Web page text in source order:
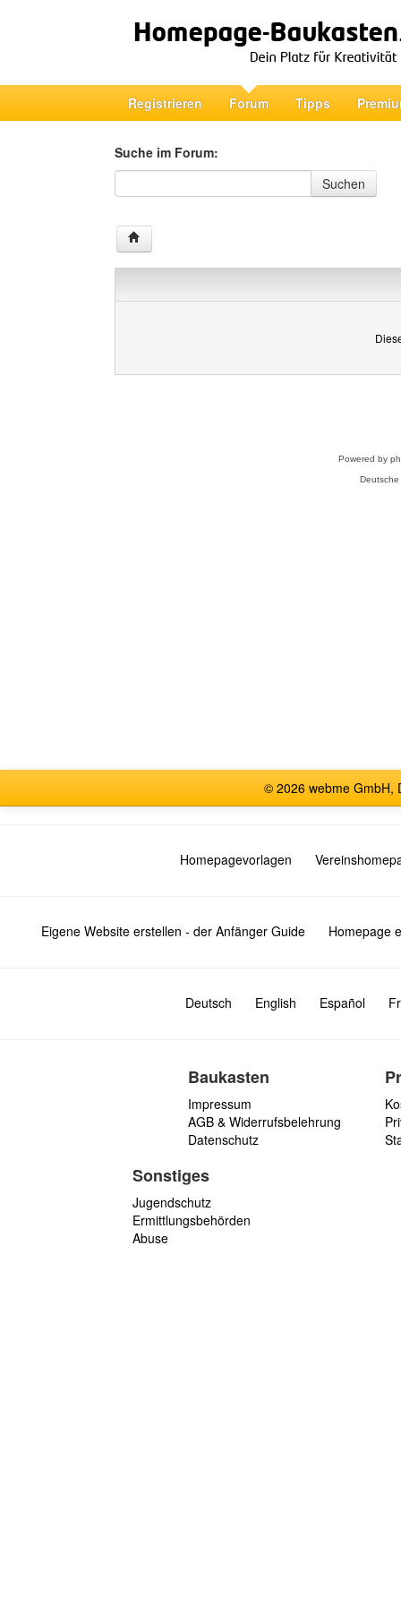
Registrieren Forum Tipps
Suche im Forum:
Suche im Forum
Suchen
Powered by
© 2026 webme GmbH,
Homepagevorlagen
Eigene Website erstellen - der Anfänger Guide Homepage
Deutsch English Español
Baukasten
Impressum
AGB & Widerrufsbelehrung
Datenschutz
Sonstiges
Jugendschutz
Ermittlungsbehörden
Abuse